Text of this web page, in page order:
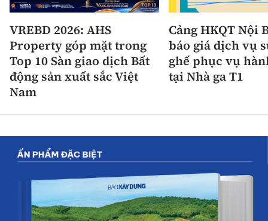
VREBD 2026: AHS
Property góp mặt trong
Top 10 Sàn giao dịch Bất
động sản xuất sắc Việt
Nam
Cảng HKQT Nội
báo giá dịch vụ
ghế phục vụ
tại Nhà ga T1